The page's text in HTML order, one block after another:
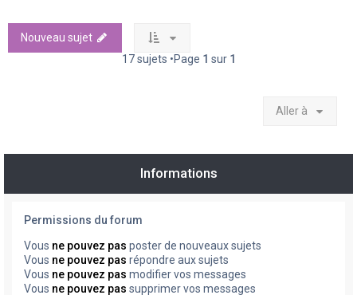
Nouveau sujet
17 sujets •Page 1 sur 1
Aller à
Informations
Permissions du forum
Vous ne pouvez pas poster de nouveaux sujets
Vous ne pouvez pas répondre aux sujets
Vous ne pouvez pas modifier vos messages
Vous ne pouvez pas supprimer vos messages